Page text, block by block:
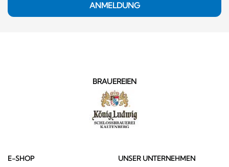
ANMELDUNG
BRAUEREIEN
E-SHOP UNSER UNTERNEHMEN